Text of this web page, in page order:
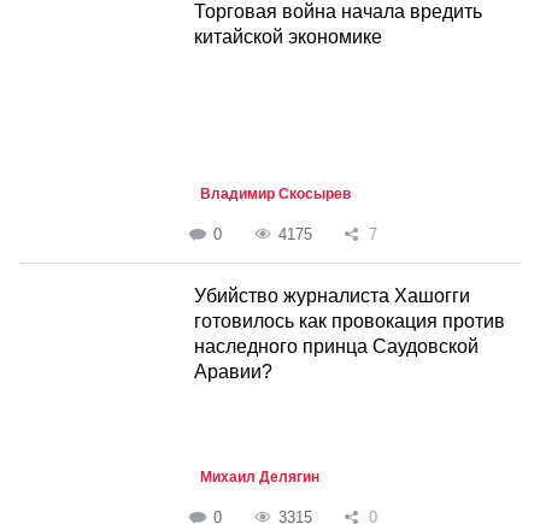
Торговая война начала вредить
китайской экономике
Владимир Скосырев
0 4175 7
Убийство журналиста Хашогги
готовилось как провокация против
наследного принца Саудовской
Аравии?
Михаил Делягин
0 3315 0